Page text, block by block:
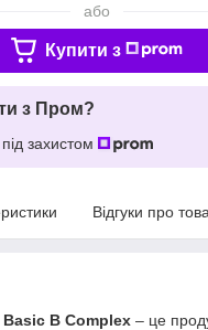
або
Купити з
з Пром?
захистом
Відгуки про
B Complex – це